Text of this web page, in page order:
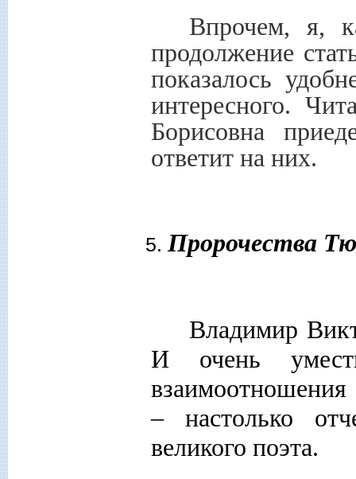
Впрочем, я,
продолжение
показалось
интересного.
Борисовна
ответит на них.
Пророчества
Владимир
И очень
– настолько
великого поэта.